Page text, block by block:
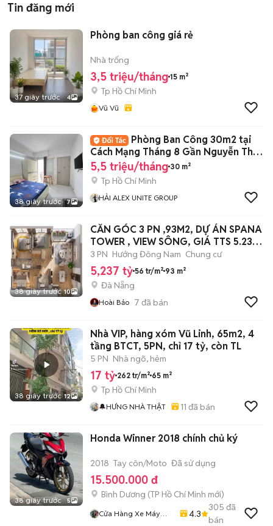
Tin đăng mới
37 giây trước 4
Phòng ban công giá rẻ
Nhà trống
3,5 triệu/tháng 15 m²
Tp Hồ Chí Minh
Vũ Vũ
38 giây trước 7
Phòng Ban Công 30m2 tại
Cách Mạng Tháng 8 Gần Nguyễn Thị
Minh Khai
5,5 triệu/tháng 30 m²
Tp Hồ Chí Minh
HẢI ALEX UNITE GROUP
38 giây trước 10
CĂN GÓC 3 PN ,93M2, DỰ ÁN SPANA
TOWER , VIEW SÔNG, GIÁ TTS 5.23
Đồng
3 PN Hướng Đông Nam Chung cư
5,237 tỷ 56 tr/m² 93 m²
Đà Nẵng
Hoài Bảo 7 đã bán
38 giây trước 12
Nhà VIP, hàng xóm Vũ Linh, 65m2, 4
tầng BTCT, 5PN, chỉ 17 tỷ, còn TL
5 PN Nhà ngõ, hẻm
17 tỷ 262 tr/m² 65 m²
Tp Hồ Chí Minh
🔔HƯNG NHÀ THẬT 11 đã bán
38 giây trước 5
Honda Winner 2018 chính chủ ký
2018 Tay côn/Moto Đã sử dụng
15.500.000 đ
Bình Dương (TP Hồ Chí Minh mới)
Cửa Hàng Xe Máy
4.3
305 đã
bán